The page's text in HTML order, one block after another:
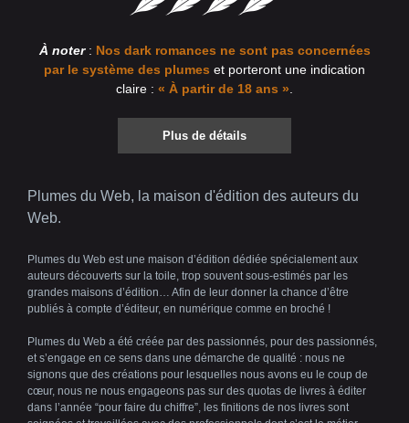
À noter: Nos dark romances ne sont pas concernées
par le système des plumes et porteront une indication
claire : « À partir de 18 ans »
Plus de détails
Plumes du Web, la maison d'édition des auteurs du
Web.
Plumes du Web est une maison d’édition dédiée spécialement aux
auteurs découverts sur la toile, trop souvent sous-estimés par les
grandes maisons d’édition… Afin de leur donner la chance d’être
publiés à compte d’éditeur, en numérique comme en broché !
Plumes du Web a été créée par des passionnés, pour des passionnés,
et s’engage en ce sens dans une démarche de qualité : nous ne
signons que des créations pour lesquelles nous avons eu le coup de
cœur, nous ne nous engageons pas sur des quotas de livres à éditer
dans l’année “pour faire du chiffre”, les finitions de nos livres sont